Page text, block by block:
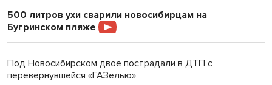
500 литров ухи сварили новосибирцам на
Бугринском пляже
Под Новосибирском двое пострадали в ДТП с
перевернувшейся «ГАЗелью»